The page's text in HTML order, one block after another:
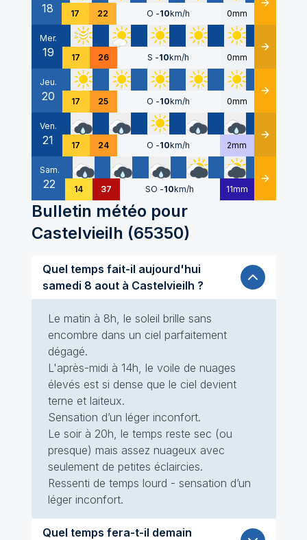
18 17 22 O -10km/h 0mm Détails
Mer.
19 17 26 S -10km/h 0mm Détails
Jeu.
20 17 25 O -10km/h 0mm Détails
Ven.
21 17 24 O -10km/h 2mm Détails
Sam.
22 14 37 SO -10km/h 11mm Détails
Bulletin météo pour
Castelvieilh (65350)
Quel temps fait-il aujourd'hui
samedi 8 aout à Castelvieilh ?
Le matin à 8h, le soleil brille sans
encombre dans un ciel parfaitement
dégagé.
L'après-midi à 14h, le voile de nuages
élevés est si dense que le ciel devient
terne et laiteux.
Sensation d’un léger inconfort.
Le soir à 20h, le temps reste sec (ou
presque) mais assez nuageux avec
seulement de petites éclaircies.
Ressenti de temps lourd - sensation d’un
léger inconfort.
Quel temps fera-t-il demain